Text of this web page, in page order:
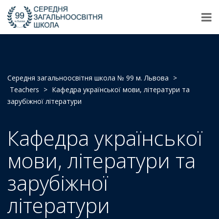
Середня загальноосвітня школа № 99 м. Львова >
Teachers > Кафедра української мови, літератури та
зарубіжної літератури
Кафедра української
мови, літератури та
зарубіжної
літератури